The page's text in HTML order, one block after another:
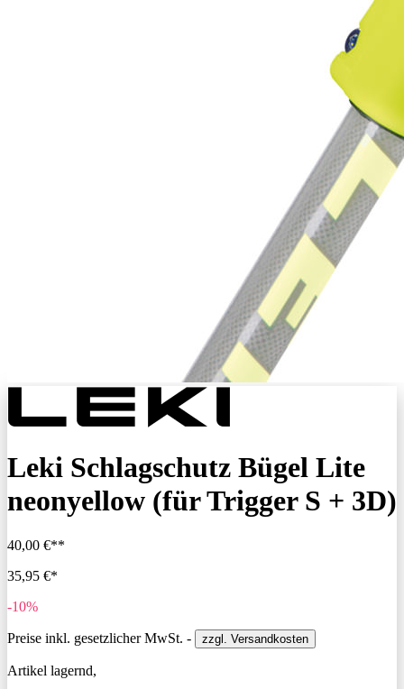
Leki Schlagschutz Bügel Lite
neonyellow (für Trigger S + 3D)
40,00 €**
35,95 €*
-10%
Preise inkl. gesetzlicher MwSt. - zzgl. Versandkosten
Artikel lagernd,